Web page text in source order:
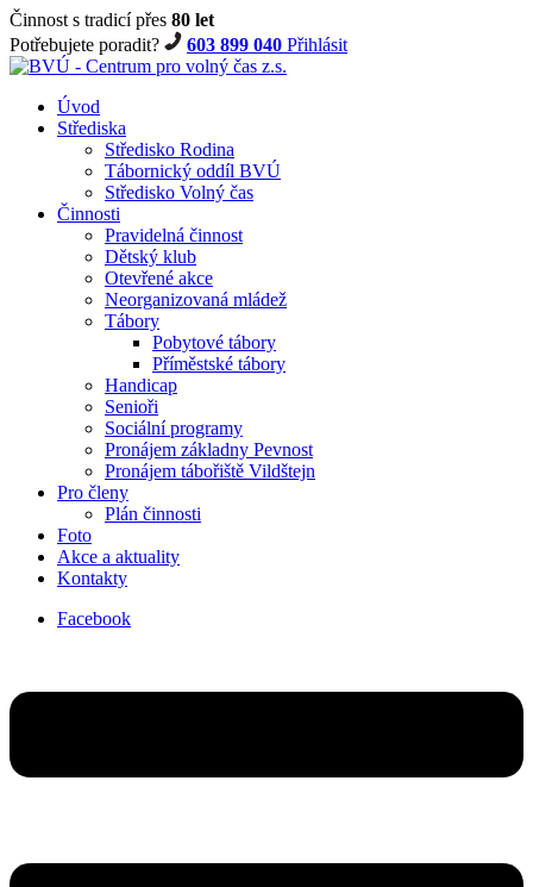
Činnost s tradicí přes 80 let
Potřebujete poradit?
603 899 040 Přihlásit
Úvod
Střediska
Středisko Rodina
Tábornický oddíl BVÚ
Středisko Volný čas
Činnosti
Pravidelná činnost
Dětský klub
Otevřené akce
Neorganizovaná mládež
Tábory
Pobytové tábory
Příměstské tábory
Handicap
Senioři
Sociální programy
Pronájem základny Pevnost
Pronájem tábořiště Vildštejn
Pro členy
Plán činnosti
Foto
Akce a aktuality
Kontakty
Facebook